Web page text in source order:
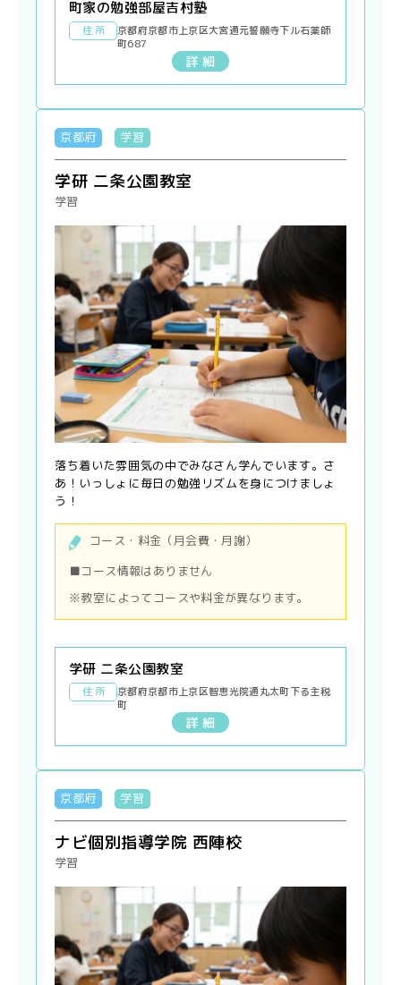
町家の勉強部屋吉村塾
住 所
京都府京都市上京区大宮通元誓願寺下ル石薬師
町687
詳 細
京都府 学習
学研 二条公園教室
学習
落ち着いた雰囲気の中でみなさん学んでいます。さ
あ！いっしょに毎日の勉強リズムを身につけましょ
う！
コース・料金（月会費・月謝）
■コース情報はありません
※教室によってコースや料金が異なります。
学研 二条公園教室
住 所
京都府京都市上京区智恵光院通丸太町下る主税
町
詳 細
京都府 学習
ナビ個別指導学院 西陣校
学習